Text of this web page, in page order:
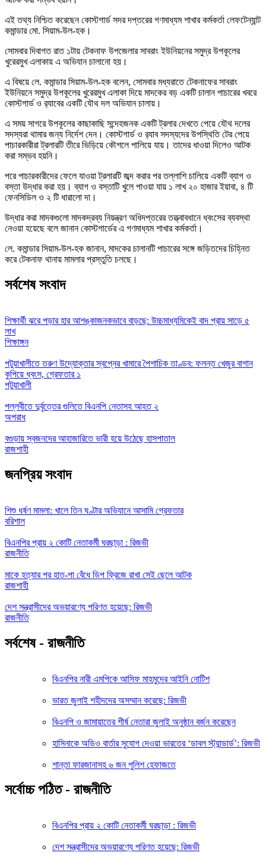
এই তথ্য নিশ্চিত করেছেন কোস্টগার্ড সদর দপ্তরের গণমাধ্যম শাখার কর্মকর্তা লেফটেন্যান্ট
কমান্ডার মো. সিয়াম-উল-হক।
সোমবার দিবাগত রাত ১টায় টেকনাফ উপজেলার সাবরাং ইউনিয়নের সমুদ্র উপকূলের
খুরেরমুখ এলাকায় এ অভিযান চালানো হয়।
এ বিষয়ে লে. কমান্ডার সিয়াম-উল-হক বলেন, সোমবার মধ্যরাতে টেকনাফের সাবরাং
ইউনিয়নে সমুদ্র উপকূলের খুরেরমুখ এলাকা দিয়ে মাদকের বড় একটি চালান পাচারের খবরে
কোস্টগার্ড ও র‍্যাবের একটি যৌথ দল অভিযান চালায়।
এ সময় সাগরে উপকূলের কাছাকাছি সন্দেহজনক একটি ট্রলার দেখতে পেয়ে যৌথ দলের
সদস্যরা থামার জন্য নির্দেশ দেন। কোস্টগার্ড ও র‍্যাব সদস্যদের উপস্থিতি টের পেয়ে
পাচারকারীরা ট্রলারটি তীরে ভিড়িয়ে কৌশলে পালিয়ে যায়। তাদের ধাওয়া দিলেও আটক
করা সম্ভব হয়নি।
পরে পাচারকারীদের ফেলে যাওয়া ট্রলারটি জব্দ করার পর তল্লাশি চালিয়ে একটি ব্যাগ ও
বস্তা উদ্ধার করা হয়। ব্যাগ ও বস্তাটি খুলে পাওয়া যায় ১ লাখ ২০ হাজার ইয়াবা, ৪ টি
ফেনসিডিল ও ২ টি ধারালো দা।
উদ্ধার করা মাদকগুলো মাদকদ্রব্য নিয়ন্ত্রণ অধিদপ্তরের তত্ত্বাবধানে ধ্বংসের ব্যবস্থা
নেওয়া হয়েছে বলে জানান কোস্টগার্ডের এ গণমাধ্যম শাখার কর্মকর্তা।
লে. কমান্ডার সিয়াম-উল-হক জানান, মাদকের চালানটি পাচারের সঙ্গে জড়িতদের চিহ্নিত
করে টেকনাফ থানায় মামলার প্রস্তুতি চলছে।
সর্বশেষ সংবাদ
শিক্ষার্থী ঝরে পড়ার হার আশঙ্কাজনকভাবে বাড়ছে: উচ্চমাধ্যমিকেই বাদ প্রায় সাড়ে ৫
লাখ
শিক্ষাঙ্গন
পটুয়াখালীতে তরুণ উদ্যোক্তার স্বপ্নের খামারে পৈশাচিক তাণ্ডব: ফলন্ত খেজুর বাগান
কুপিয়ে ধ্বংস, গ্রেফতার ১
পটুয়াখালী
পল্লবীতে দুর্বৃত্তের গুলিতে বিএনপি নেতাসহ আহত ২
অপরাধ
বগুড়ায় স্বজনদের আহাজারিতে ভারী হয়ে উঠেছে হাসপাতাল
রাজশাহী
জনপ্রিয় সংবাদ
শিশু ধর্ষণ মামলা: খালে তিন ঘণ্টার অভিযানে আসামি গ্রেফতার
বরিশাল
বিএনপির প্রায় ২ কোটি নেতাকর্মী ঘরছাড়া : রিজভী
রাজনীতি
মাকে হত্যার পর হাত-পা বেঁধে ডিপ ফ্রিজে রাখা সেই ছেলে আটক
রাজশাহী
দেশ সন্ত্রাসীদের অভয়ারণ্যে পরিণত হয়েছে: রিজভী
রাজনীতি
সর্বশেষ - রাজনীতি
বিএনপির নারী এমপিকে আসিফ মাহমুদের আইনি নোটিশ
ভারত জুলাই শহীদদের অসম্মান করেছে: রিজভী
বিএনপি ও জামায়াতের শীর্ষ নেতারা জুলাই অনুষ্ঠান বর্জন করেছেন
হাসিনাকে অডিও বার্তার সুযোগ দেওয়া ভারতের ‘ডাবল স্ট্যান্ডার্ড’: রিজভী
শান্তা ফারজানাসহ ৬ জন পুলিশ হেফাজতে
সর্বোচ্চ পঠিত - রাজনীতি
বিএনপির প্রায় ২ কোটি নেতাকর্মী ঘরছাড়া : রিজভী
দেশ সন্ত্রাসীদের অভয়ারণ্যে পরিণত হয়েছে: রিজভী